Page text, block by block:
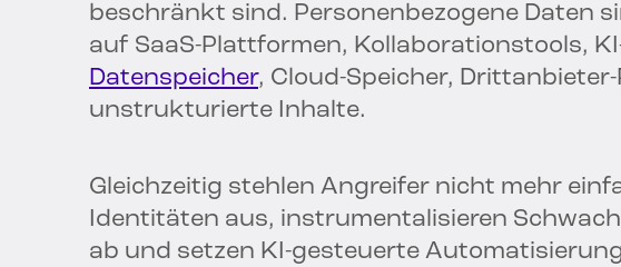
beschränkt sind. Personenbezogene Daten
auf SaaS-Plattformen, Kollaborationstools,
Datenspeicher, Cloud-Speicher,
unstrukturierte Inhalte.
Gleichzeitig stehlen Angreifer nicht mehr
Identitäten aus, instrumentalisieren
ab und setzen KI-gesteuerte